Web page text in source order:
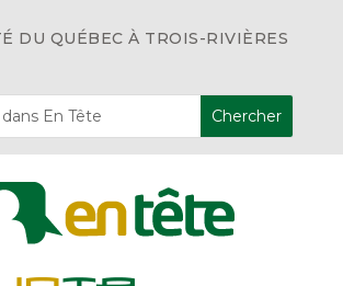
DU QUÉBEC À TROIS-RIVIÈRES